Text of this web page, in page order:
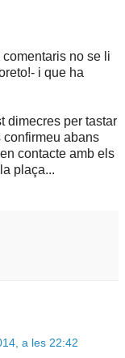
no se li
i que ha
dimecres per tastar
confirmeu abans
contacte amb els
plaça...
a les 22:42